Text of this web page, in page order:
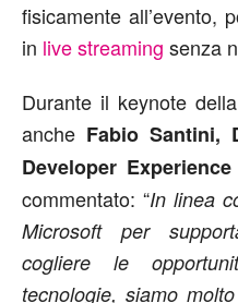
fisicamente all’evento,
in live streaming senza
Durante il keynote
anche Fabio Santini,
Developer
commentato: “In linea
Microsoft per
cogliere le
tecnologie, siamo